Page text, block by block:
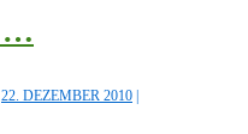
…
22. DEZEMBER 2010